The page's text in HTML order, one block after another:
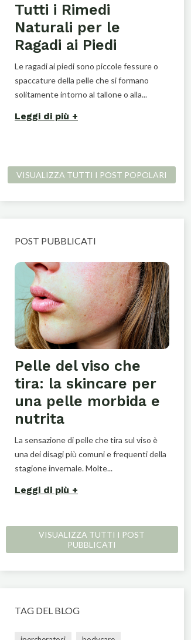
Tutti i Rimedi
Naturali per le
Ragadi ai Piedi
Le ragadi ai piedi sono piccole fessure o
spaccature della pelle che si formano
solitamente intorno al tallone o alla...
Leggi di più
VISUALIZZA TUTTI I POST POPOLARI
POST PUBBLICATI
Pelle del viso che
tira: la skincare per
una pelle morbida e
nutrita
La sensazione di pelle che tira sul viso è
una dei disagi più comuni e frequenti della
stagione invernale. Molte...
Leggi di più
VISUALIZZA TUTTI I POST
PUBBLICATI
TAG DEL BLOG